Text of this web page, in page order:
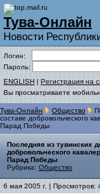
Тува-Онлайн
Новости
Логин:
Пароль:
ENGLISH | Регистрация на
Вы просматриваете
Тува-Онлайн Общество
составе добровольческого
Парад Победы
Последняя из тувинских
добровольческого
Парад Победы
Рубрика: Общество
6 мая 2005 г. |